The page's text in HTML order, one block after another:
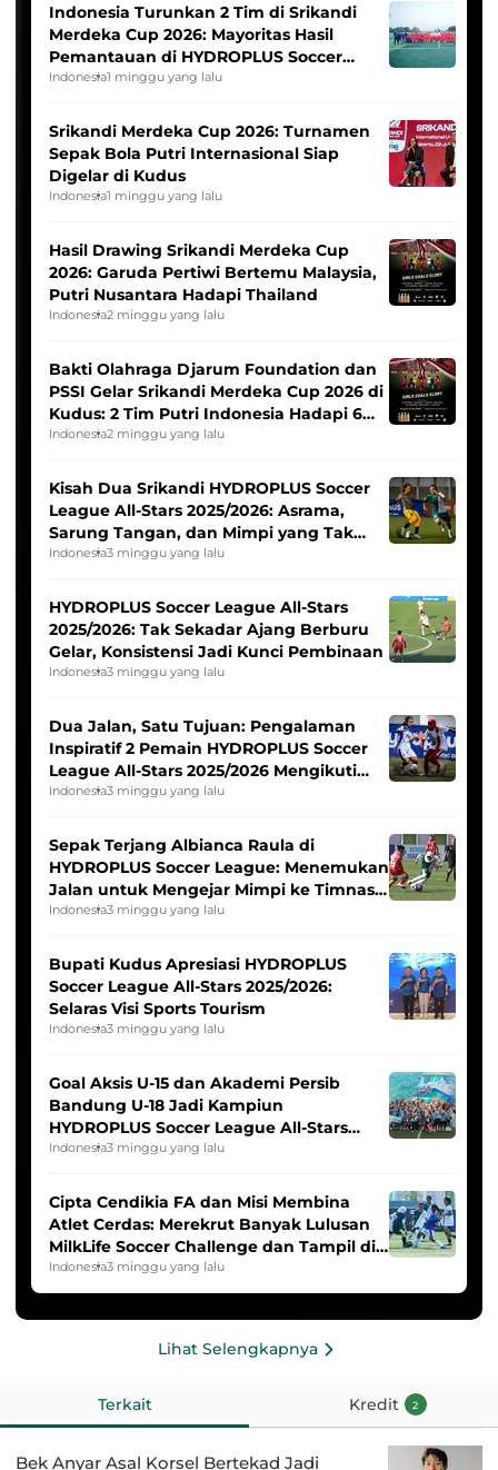
Indonesia Turunkan 2 Tim di Srikandi
Merdeka Cup 2026: Mayoritas Hasil
Pemantauan di HYDROPLUS Soccer
League
Indonesia1 minggu yang lalu
Srikandi Merdeka Cup 2026: Turnamen
Sepak Bola Putri Internasional Siap
Digelar di Kudus
Indonesia1 minggu yang lalu
Hasil Drawing Srikandi Merdeka Cup
2026: Garuda Pertiwi Bertemu Malaysia,
Putri Nusantara Hadapi Thailand
Indonesia2 minggu yang lalu
Bakti Olahraga Djarum Foundation dan
PSSI Gelar Srikandi Merdeka Cup 2026 di
Kudus: 2 Tim Putri Indonesia Hadapi 6
Tim Asia
Indonesia2 minggu yang lalu
Kisah Dua Srikandi HYDROPLUS Soccer
League All-Stars 2025/2026: Asrama,
Sarung Tangan, dan Mimpi yang Tak
Pernah Padam
Indonesia3 minggu yang lalu
HYDROPLUS Soccer League All-Stars
2025/2026: Tak Sekadar Ajang Berburu
Gelar, Konsistensi Jadi Kunci Pembinaan
Indonesia3 minggu yang lalu
Dua Jalan, Satu Tujuan: Pengalaman
Inspiratif 2 Pemain HYDROPLUS Soccer
League All-Stars 2025/2026 Mengikuti
Seleksi Timnas Indonesia Putri
Indonesia3 minggu yang lalu
Sepak Terjang Albianca Raula di
HYDROPLUS Soccer League: Menemukan
Jalan untuk Mengejar Mimpi ke Timnas
Indonesia Putri
Indonesia3 minggu yang lalu
Bupati Kudus Apresiasi HYDROPLUS
Soccer League All-Stars 2025/2026:
Selaras Visi Sports Tourism
Indonesia3 minggu yang lalu
Goal Aksis U-15 dan Akademi Persib
Bandung U-18 Jadi Kampiun
HYDROPLUS Soccer League All-Stars
2025/2026
Indonesia3 minggu yang lalu
Cipta Cendikia FA dan Misi Membina
Atlet Cerdas: Merekrut Banyak Lulusan
MilkLife Soccer Challenge dan Tampil di
HYDROPLUS Soccer League
Indonesia3 minggu yang lalu
Lihat Selengkapnya
Terkait Kredit 2
Bek Anyar Asal Korsel Bertekad Jadi